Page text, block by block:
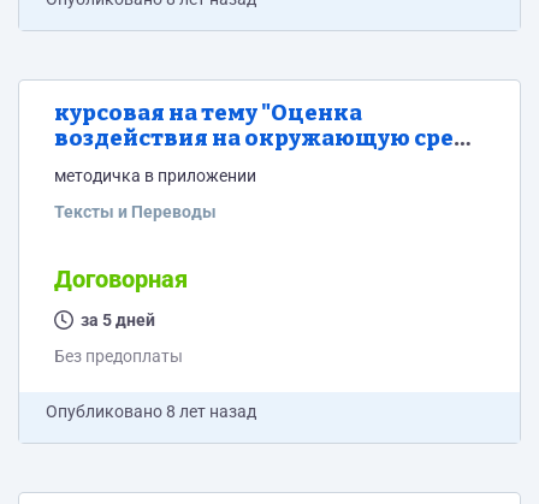
курсовая на тему "Оценка
воздействия на окружающую среду
термическому уничтожению мед. и
других опасных отходов годовой
год, по адресу: г.Санкт-Петербург,
ш.Волхонское д.116"
методичка в приложении
Тексты и Переводы
Договорная
за 5 дней
Без предоплаты
Опубликовано8 лет назад